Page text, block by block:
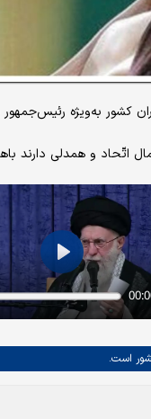
کشور به‌ویژه
اتّحاد و همدلی دارند
است.